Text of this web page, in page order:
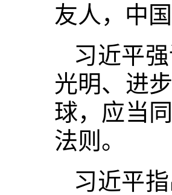
友人，中
习近平
光明、进
球，应当
法则。
习近平